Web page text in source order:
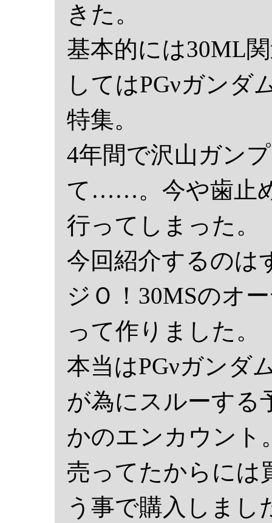
きた。
基本的には30ML
してはPGνガンダ
特集。
4年間で沢山ガン
て……。今や歯止
行ってしまった。
今回紹介するのは
ジＯ！30MSのオ
って作りました。
本当はPGνガンダ
が為にスルーする
かのエンカウント
売ってたからには
う事で購入しまし